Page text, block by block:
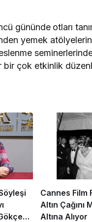
gününde otları
yemek
bir çok etkinlik
Cannes Film
Altın Çağını
Altına Alıyor